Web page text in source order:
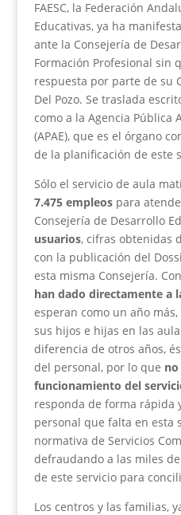
FAESC, la Federación
Educativas, ya ha
ante la Consejería de
Formación Profesional sin
respuesta por parte de su
Del Pozo. Se traslada
como a la Agencia Pública
(APAE), que es el órgano
de la planificación de este
Sólo el servicio de aula
7.475 empleospara
Consejería de Desarrollo
usuarios, cifras obtenidas
con la publicación del
esta misma Consejería.
han dado directamente a
esperan como un año
sus hijos e hijas en las
diferencia de otros años,
del personal, por lo que
funcionamiento del
responda de forma rápida
personal que falta en esta
normativa de Servicios
defraudando a las miles
de este servicio para
Los centros y las familias,